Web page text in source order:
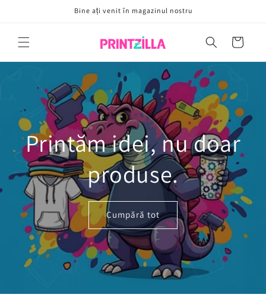
Bine ați venit în magazinul nostru
Coș
Printăm idei, nu doar
produse.
Cumpără tot